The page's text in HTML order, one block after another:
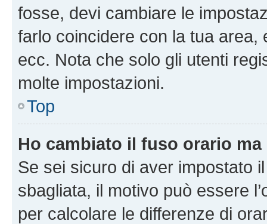
fosse, devi cambiare le
farlo coincidere con la tua area,
ecc. Nota che solo gli utenti
molte impostazioni.
Top
Ho cambiato il fuso orario ma
Se sei sicuro di aver impostato
sbagliata, il motivo può essere
per calcolare le differenze di